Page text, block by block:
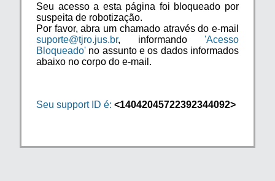
Seu acesso a esta página foi bloqueado por
suspeita de robotização.
Por favor, abra um chamado através do e-mail
suporte@tjro.jus.br, informando 'Acesso
Bloqueado' no assunto e os dados informados
abaixo no corpo do e-mail.
Seu support ID é: <14042045722392344092>